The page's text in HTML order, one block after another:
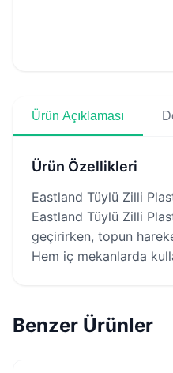
Ürün Açıklaması
Ürün Özellikleri
Eastland Tüylü Zilli
Eastland Tüylü Zilli
geçirirken, topun
Hem iç mekanlarda
Benzer Ürünler